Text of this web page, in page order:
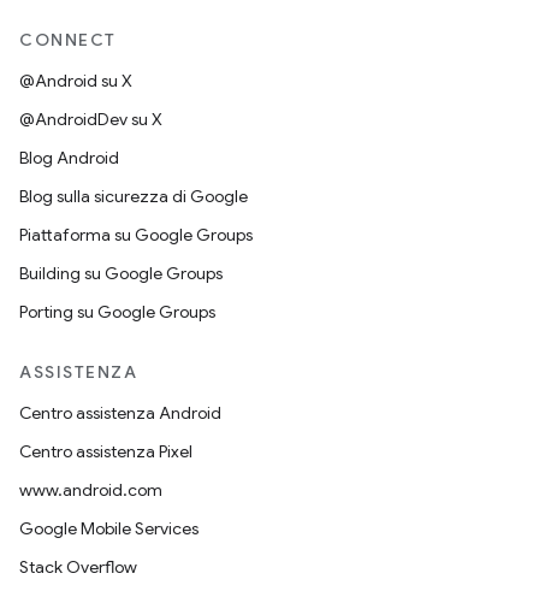
CONNECT
@Android su X
@AndroidDev su X
Blog Android
Blog sulla sicurezza di Google
Piattaforma su Google Groups
Building su Google Groups
Porting su Google Groups
ASSISTENZA
Centro assistenza Android
Centro assistenza Pixel
www.android.com
Google Mobile Services
Stack Overflow